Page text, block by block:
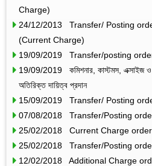
Charge)
24/12/2013 Transfer/ Posting
(Current Charge)
19/09/2019 Transfer/posting
19/09/2019 কমিশনার, কাস্টমস, এক্সাইজ ও
অতিরিক্ত দায়িত্ব প্রদান
15/09/2019 Transfer/ Posting
07/08/2018 Transfer/Posting
25/02/2018 Current Charge
25/02/2018 Transfer/Posting
12/02/2018 Additional Charge